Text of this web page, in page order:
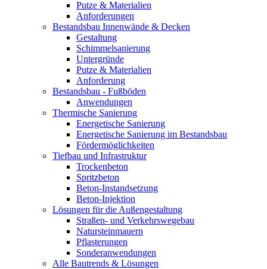
Putze & Materialien
Anforderungen
Bestandsbau Innenwände & Decken
Gestaltung
Schimmelsanierung
Untergründe
Putze & Materialien
Anforderung
Bestandsbau - Fußböden
Anwendungen
Thermische Sanierung
Energetische Sanierung
Energetische Sanierung im Bestandsbau
Fördermöglichkeiten
Tiefbau und Infrastruktur
Trockenbeton
Spritzbeton
Beton-Instandsetzung
Beton-Injektion
Lösungen für die Außengestaltung
Straßen- und Verkehrswegebau
Natursteinmauern
Pflasterungen
Sonderanwendungen
Alle Bautrends & Lösungen